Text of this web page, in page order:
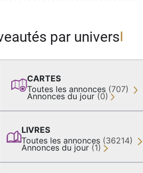
par univers
CARTES
Toutes les annonces (707)
Annonces du jour (0)
LIVRES
Toutes les annonces (36214)
Annonces du jour (1)